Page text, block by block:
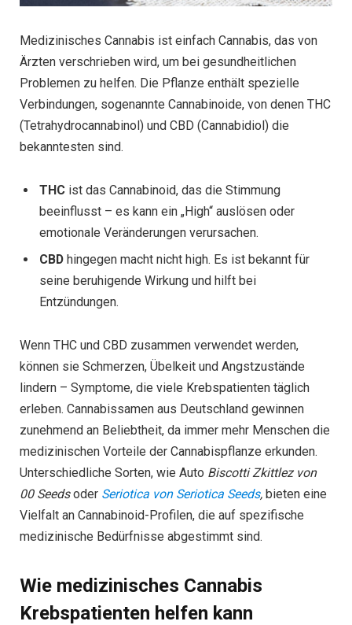
Medizinisches Cannabis ist einfach Cannabis, das von
Ärzten verschrieben wird, um bei gesundheitlichen
Problemen zu helfen. Die Pflanze enthält spezielle
Verbindungen, sogenannte Cannabinoide, von denen THC
(Tetrahydrocannabinol) und CBD (Cannabidiol) die
bekanntesten sind.
THC ist das Cannabinoid, das die Stimmung
beeinflusst – es kann ein „High“ auslösen oder
emotionale Veränderungen verursachen.
CBD hingegen macht nicht high. Es ist bekannt für
seine beruhigende Wirkung und hilft bei
Entzündungen.
Wenn THC und CBD zusammen verwendet werden,
können sie Schmerzen, Übelkeit und Angstzustände
lindern – Symptome, die viele Krebspatienten täglich
erleben. Cannabissamen aus Deutschland gewinnen
zunehmend an Beliebtheit, da immer mehr Menschen die
medizinischen Vorteile der Cannabispflanze erkunden.
Unterschiedliche Sorten, wie Auto Biscotti Zkittlez von
00 Seedsoder Seriotica von Seriotica Seeds, bieten eine
Vielfalt an Cannabinoid-Profilen, die auf spezifische
medizinische Bedürfnisse abgestimmt sind.
Wie medizinisches Cannabis
Krebspatienten helfen kann